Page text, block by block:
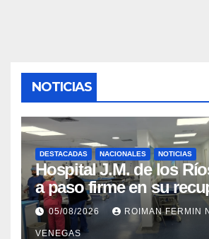
NOTICIAS
DESTACADAS NACIONALES NOTICIAS
Hospital J.M. de los
a paso firme en su
tras los recientes
sísmicos
05/08/2026 ROIMAN FERMIN
VENEGAS